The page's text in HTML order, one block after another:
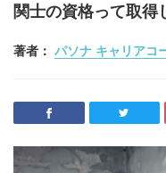
関士の資格って取得
著者： パソナ キャリアコ